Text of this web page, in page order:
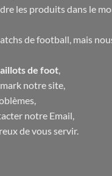
les produits dans le
de football, mais
de foot,
notre site,
notre Email,
de vous servir.